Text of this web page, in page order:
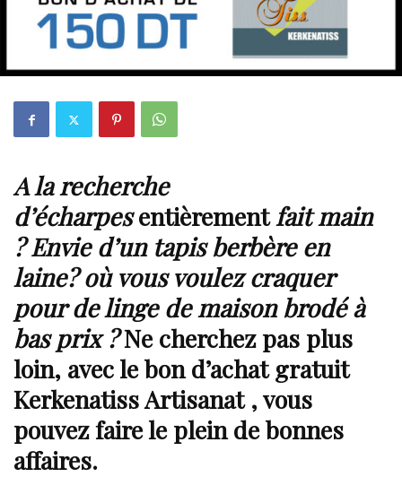
A la recherche
d’écharpesentièrementfait main
? Envie d’un tapis berbère en
laine? où vous voulez craquer
pour de linge de maison brodé à
bas prix ?Ne cherchez pas plus
loin, avec le bon d’achat gratuit
Kerkenatiss Artisanat , vous
pouvez faire le plein de bonnes
affaires.